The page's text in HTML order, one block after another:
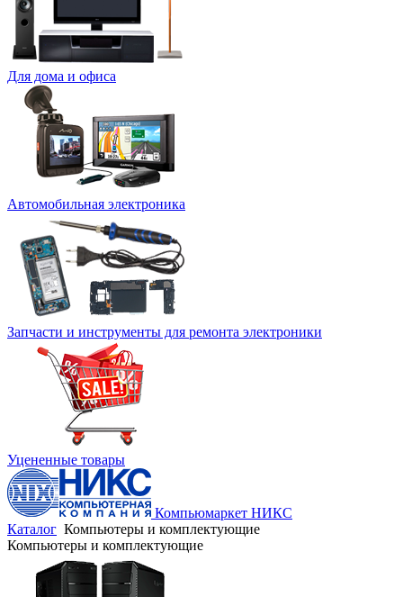
Для дома и офиса
Автомобильная электроника
Запчасти и инструменты для ремонта электроники
Уцененные товары
Компьюмаркет НИКС
Каталог Компьютеры и комплектующие
Компьютеры и комплектующие